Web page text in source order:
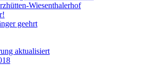
Wiesenthalerhof
geehrt
aktualisiert